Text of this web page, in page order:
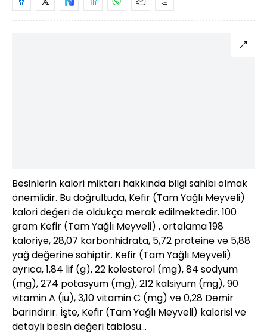
Besinlerin kalori miktarı hakkında bilgi sahibi olmak
önemlidir. Bu doğrultuda, Kefir (Tam Yağlı Meyveli)
kalori değeri de oldukça merak edilmektedir. 100
gram Kefir (Tam Yağlı Meyveli) , ortalama 198
kaloriye, 28,07 karbonhidrata, 5,72 proteine ve 5,88
yağ değerine sahiptir. Kefir (Tam Yağlı Meyveli)
ayrıca, 1,84 lif (g), 22 kolesterol (mg), 84 sodyum
(mg), 274 potasyum (mg), 212 kalsiyum (mg), 90
vitamin A (iu), 3,10 vitamin C (mg) ve 0,28 Demir
barındırır. İşte, Kefir (Tam Yağlı Meyveli) kalorisi ve
detaylı besin değeri tablosu…